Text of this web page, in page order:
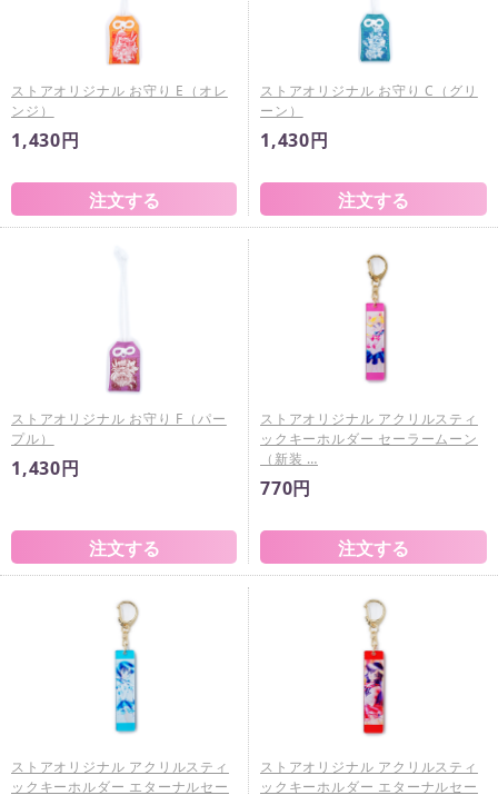
ストアオリジナル お守り E（オレ
ンジ）
1,430円
ストアオリジナル お守り C（グリ
ーン）
1,430円
ストアオリジナル お守り F（パー
プル）
1,430円
ストアオリジナル アクリルスティ
ックキーホルダー セーラームーン
（新装 …
770円
ストアオリジナル アクリルスティ
ックキーホルダー エターナルセー
ストアオリジナル アクリルスティ
ックキーホルダー エターナルセー